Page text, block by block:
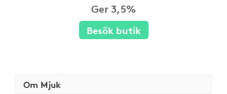
Ger 3,5%
Besök butik
Om Mjuk